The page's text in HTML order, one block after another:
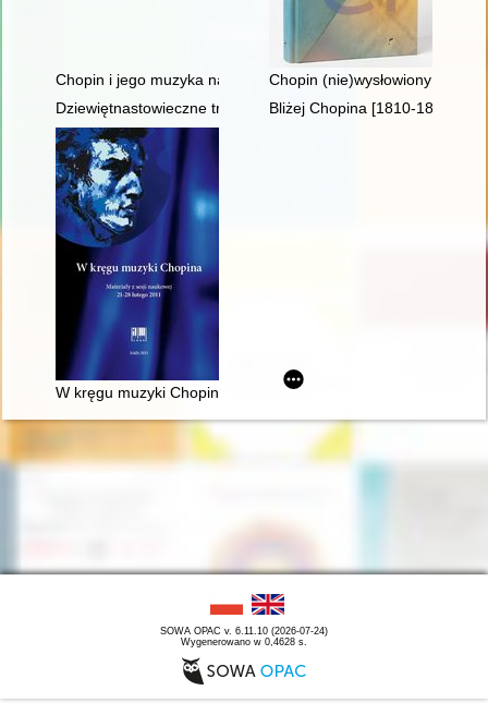
Chopin i jego muzyka na Dolnym Śląsku" - wystawa w
Chopin (nie)wysłowiony :
Dziewiętnastowieczne transkrypcje utworów Fryderyka
Bliżej Chopina [1810-1849]
W kręgu muzyki Chopina. Materiały z sesji naukowej 21-28
SOWA OPAC v. 6.11.10 (2026-07-24)
Wygenerowano w 0,4628 s.